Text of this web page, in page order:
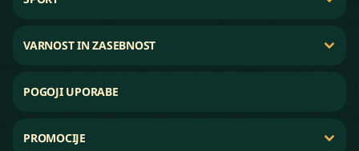
VARNOST IN ZASEBNOST
POGOJI UPORABE
PROMOCIJE